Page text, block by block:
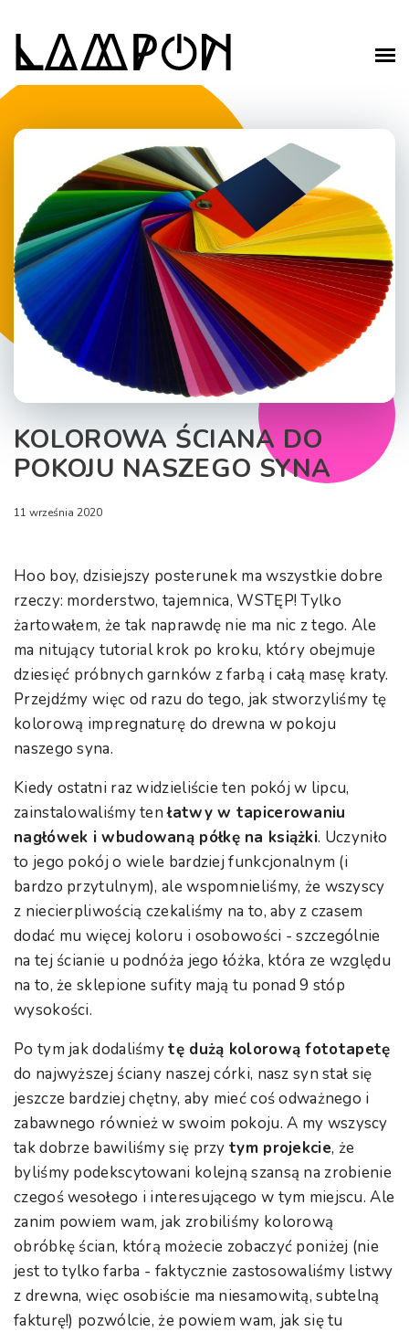
KOLOROWA ŚCIANA DO
POKOJU NASZEGO SYNA
11 września 2020
Hoo boy, dzisiejszy posterunek ma wszystkie dobre
rzeczy: morderstwo, tajemnica, WSTĘP! Tylko
żartowałem, że tak naprawdę nie ma nic z tego. Ale
ma nitujący tutorial krok po kroku, który obejmuje
dziesięć próbnych garnków z farbą i całą masę kraty.
Przejdźmy więc od razu do tego, jak stworzyliśmy tę
kolorową impregnaturę do drewna w pokoju
naszego syna.
Kiedy ostatni raz widzieliście ten pokój w lipcu,
zainstalowaliśmy tenłatwy w tapicerowaniu
nagłówek i wbudowaną półkę na książki. Uczyniło
to jego pokój o wiele bardziej funkcjonalnym (i
bardzo przytulnym), ale wspomnieliśmy, że wszyscy
z niecierpliwością czekaliśmy na to, aby z czasem
dodać mu więcej koloru i osobowości - szczególnie
na tej ścianie u podnóża jego łóżka, która ze względu
na to, że sklepione sufity mają tu ponad 9 stóp
wysokości.
Po tym jak dodaliśmytę dużą kolorową fototapetę
do najwyższej ściany naszej córki, nasz syn stał się
jeszcze bardziej chętny, aby mieć coś odważnego i
zabawnego również w swoim pokoju. A my wszyscy
tak dobrze bawiliśmy się przytym projekcie, że
byliśmy podekscytowani kolejną szansą na zrobienie
czegoś wesołego i interesującego w tym miejscu. Ale
zanim powiem wam, jak zrobiliśmy kolorową
obróbkę ścian, którą możecie zobaczyć poniżej (nie
jest to tylko farba - faktycznie zastosowaliśmy listwy
z drewna, więc osobiście ma niesamowitą, subtelną
fakturę!) pozwólcie, że powiem wam, jak się tu